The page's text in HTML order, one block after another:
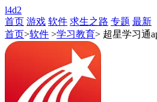
l4d2
首页 游戏 软件 求生之路 专题 最新
首页>软件 >学习教育> 超星学习通